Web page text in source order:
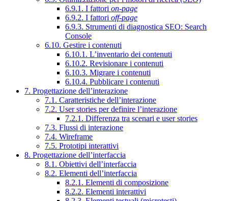
6.9.1. I fattori on-page
6.9.2. I fattori off-page
6.9.3. Strumenti di diagnostica SEO: Search
Console
6.10. Gestire i contenuti
6.10.1. L’inventario dei contenuti
6.10.2. Revisionare i contenuti
6.10.3. Migrare i contenuti
6.10.4. Pubblicare i contenuti
7. Progettazione dell’interazione
7.1. Caratteristiche dell’interazione
7.2. User stories per definire l’interazione
7.2.1. Differenza tra scenari e user stories
7.3. Flussi di interazione
7.4. Wireframe
7.5. Prototipi interattivi
8. Progettazione dell’interfaccia
8.1. Obiettivi dell’interfaccia
8.2. Elementi dell’interfaccia
8.2.1. Elementi di composizione
8.2.2. Elementi interattivi